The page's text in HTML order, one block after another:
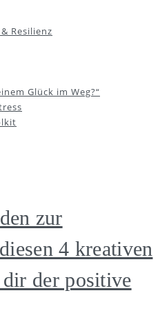
Resilienz
Glück im Weg?“
zur
4 kreativen
der positive